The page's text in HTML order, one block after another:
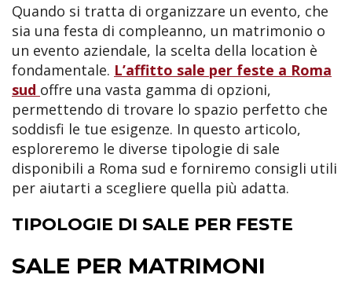
Quando si tratta di organizzare un evento, che
sia una festa di compleanno, un matrimonio o
un evento aziendale, la scelta della location è
fondamentale. L’affitto sale per feste a Roma
sud offre una vasta gamma di opzioni,
permettendo di trovare lo spazio perfetto che
soddisfi le tue esigenze. In questo articolo,
esploreremo le diverse tipologie di sale
disponibili a Roma sud e forniremo consigli utili
per aiutarti a scegliere quella più adatta.
TIPOLOGIE DI SALE PER FESTE
SALE PER MATRIMONI